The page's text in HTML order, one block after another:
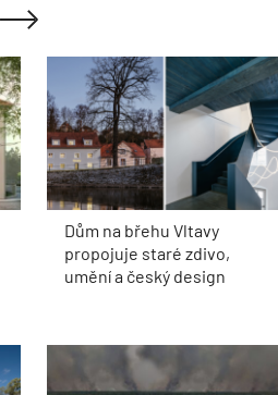
Dům na břehu Vltavy
propojuje staré zdivo,
umění a český design